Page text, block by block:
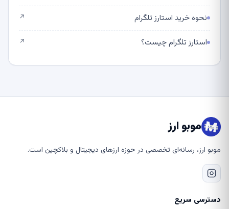
نحوه خرید استارز تلگرام ↗
استارز تلگرام چیست؟ ↗
موبو ارز
موبو ارز، رسانه‌ای تخصصی در حوزه ارزهای دیجیتال و بلاکچین است.
دسترسی سریع